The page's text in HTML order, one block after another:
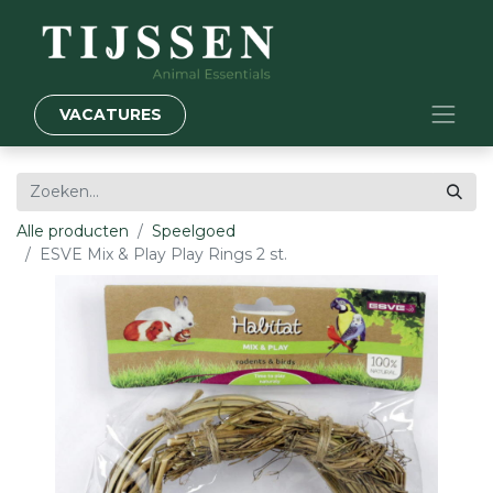
VACATURES
Alle producten
Speelgoed
ESVE Mix & Play Play Rings 2 st.